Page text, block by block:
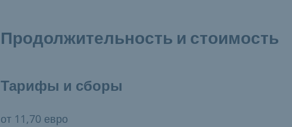
Продолжительность и стоимость
Тарифы и сборы
от 11,70 евро